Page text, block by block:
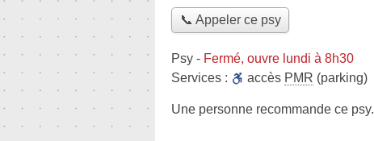
📞 Appeler ce psy
Psy - Fermé, ouvre lundi à 8h30
Services :
accès PMR (parking)
Une personne recommande ce psy.